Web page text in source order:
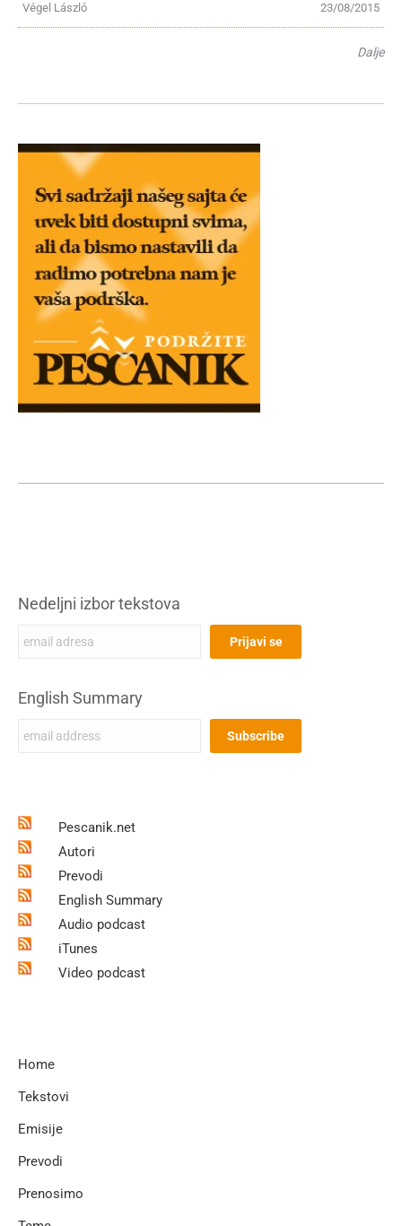
23/08/2015
Végel László
Dalje
Nedeljni izbor tekstova
English Summary
Pescanik.net
Autori
Prevodi
English Summary
Audio podcast
iTunes
Video podcast
Home
Tekstovi
Emisije
Prevodi
Prenosimo